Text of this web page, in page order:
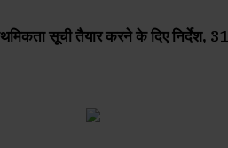
सूची तैयार करने के दिए